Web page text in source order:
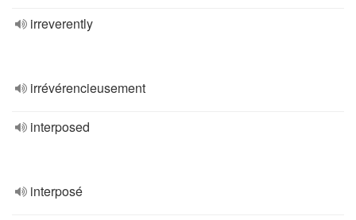
irreverently
irrévérencieusement
interposed
interposé